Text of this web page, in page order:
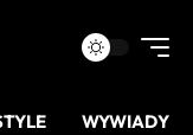
WYWIADY